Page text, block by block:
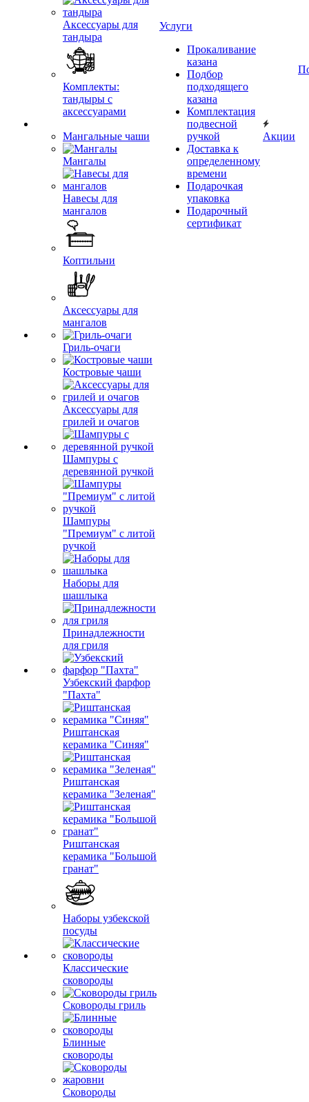
Аксессуары для
тандыра
Комплекты:
тандыры с
аксессуарами
Мангальные чаши
Мангалы
Навесы для
мангалов
Коптильни
Аксессуары для
мангалов
Гриль-очаги
Костровые чаши
Аксессуары для
грилей и очагов
Шампуры с
деревянной ручкой
Шампуры
"Премиум" с литой
ручкой
Наборы для
шашлыка
Принадлежности
для гриля
Узбекский фарфор
"Пахта"
Риштанская
керамика "Синяя"
Риштанская
керамика "Зеленая"
Риштанская
керамика "Большой
гранат"
Наборы узбекской
посуды
Классические
сковороды
Сковороды гриль
Блинные
сковороды
Сковороды
Услуги
Прокаливание
казана
Подбор
подходящего
казана
Комплектация
подвесной
ручкой
Доставка к
определенному
времени
Подарочкая
упаковка
Подарочный
сертификат
Акции